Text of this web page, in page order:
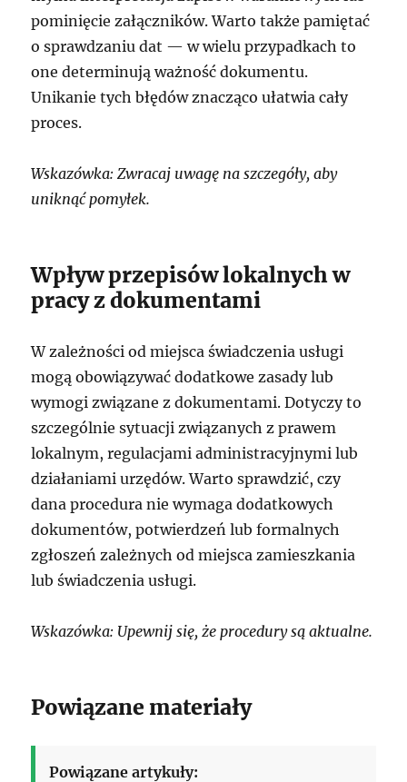
pominięcie załączników. Warto także pamiętać
o sprawdzaniu dat — w wielu przypadkach to
one determinują ważność dokumentu.
Unikanie tych błędów znacząco ułatwia cały
proces.
Wskazówka: Zwracaj uwagę na szczegóły, aby
uniknąć pomyłek.
Wpływ przepisów lokalnych w
pracy z dokumentami
W zależności od miejsca świadczenia usługi
mogą obowiązywać dodatkowe zasady lub
wymogi związane z dokumentami. Dotyczy to
szczególnie sytuacji związanych z prawem
lokalnym, regulacjami administracyjnymi lub
działaniami urzędów. Warto sprawdzić, czy
dana procedura nie wymaga dodatkowych
dokumentów, potwierdzeń lub formalnych
zgłoszeń zależnych od miejsca zamieszkania
lub świadczenia usługi.
Wskazówka: Upewnij się, że procedury są aktualne.
Powiązane materiały
Powiązane artykuły: